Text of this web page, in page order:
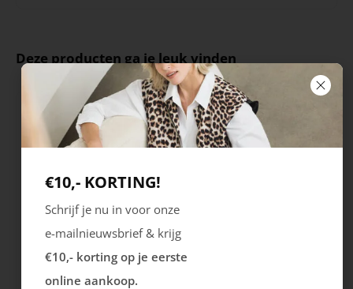
Deze producten ga je leuk vinden
Ecco
€10,- KORTING!
Schrijf je nu in voor onze
e-mailnieuwsbrief & krijg
€10,- korting op je eerste
online aankoop.